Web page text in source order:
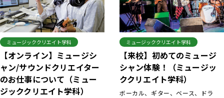
ミュージッククリエイト学科
【オンライン】ミュージシ
ャン/サウンドクリエイター
のお仕事について（ミュー
ジッククリエイト学科）
ミュージッククリエイト学科
【来校】初めてのミュージ
シャン体験！（ミュージッ
ククリエイト学科）
ボーカル、ギター、ベース、ドラ